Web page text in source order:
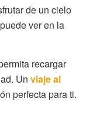
de un cielo
ver en la
recargar
Un viaje al
perfecta para ti.